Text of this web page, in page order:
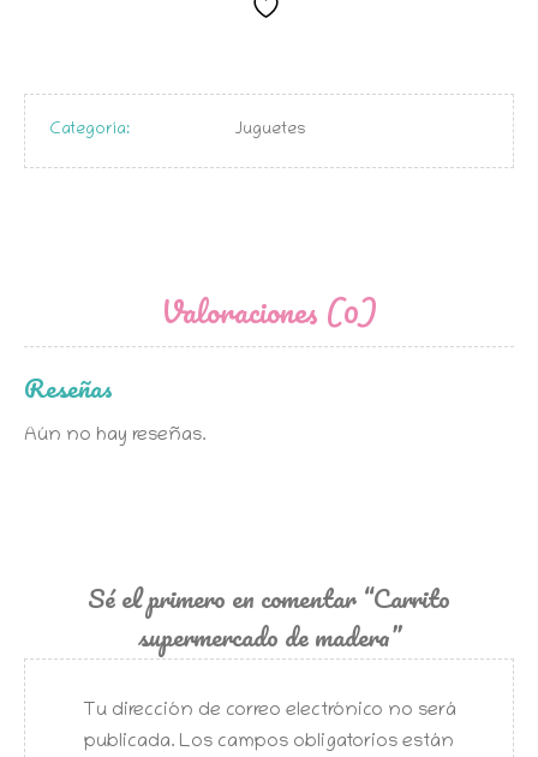
Categoría: Juguetes
Valoraciones (0)
Reseñas
Aún no hay reseñas.
Sé el primero en comentar “Carrito
supermercado de madera”
Tu dirección de correo electrónico no será
publicada. Los campos obligatorios están